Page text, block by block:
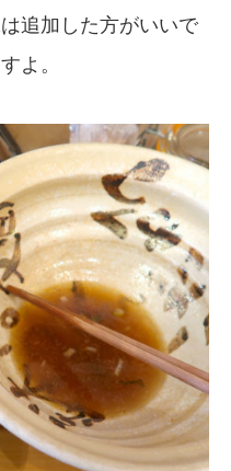
追加した方がいいで
よ。